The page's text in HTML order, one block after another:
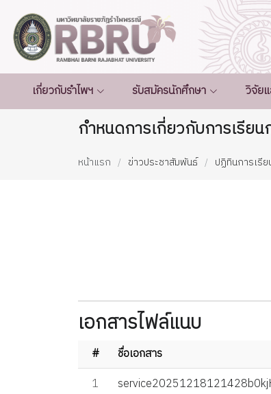
เกี่ยวกับรำไพฯ รับสมัครนักศึกษา วิจัย
กำหนดการเกี่ยวกับการเรี
หน้าแรก ข่าวประชาสัมพันธ์ ปฏิทินการเรี
เอกสารไฟล์แนบ
# ชื่อเอกสาร
1